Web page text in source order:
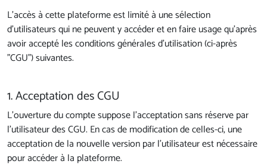
L'accès à cette plateforme est limité à une sélection
d'utilisateurs qui ne peuvent y accéder et en faire usage qu'après
avoir accepté les conditions générales d'utilisation (ci-après
"CGU") suivantes.
1. Acceptation des CGU
L'ouverture du compte suppose l'acceptation sans réserve par
l'utilisateur des CGU. En cas de modification de celles-ci, une
acceptation de la nouvelle version par l'utilisateur est nécessaire
pour accéder à la plateforme.